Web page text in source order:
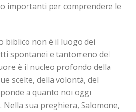
importanti per comprendere le
biblico non è il luogo dei
spontanei e tantomeno del
è il nucleo profondo della
scelte, della volontà, del
a quanto noi oggi
Nella sua preghiera, Salomone,